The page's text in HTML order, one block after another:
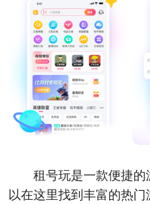
租号玩是一款便捷
以在这里找到丰富的热门